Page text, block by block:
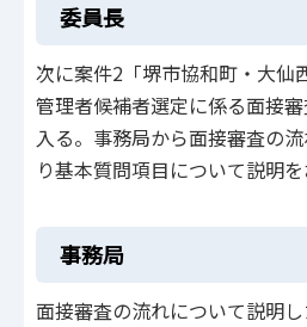
委員長
次に案件2「堺市協和町・大仙
管理者候補者選定に係る面接
入る。事務局から面接審査の
り基本質問項目について説明を
事務局
面接審査の流れについて説明し